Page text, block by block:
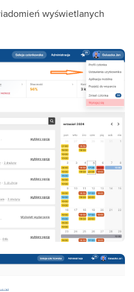
wyświetlanych